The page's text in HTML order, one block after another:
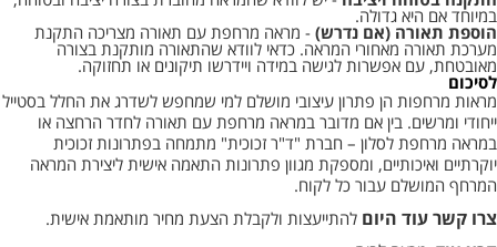
במיוחד אם היא גדולה.
הוספת תאורה (אם נדרש) - מראה מרחפת עם תאורה מצריכה התקנת
מערכת תאורה מאחורי המראה. כדאי לוודא שהתאורה מותקנת בצורה
מאובטחת, עם אפשרות לגישה במידה ויידרשו תיקונים או תחזוקה.
לסיכום
מראות מרחפות הן פתרון עיצובי מושלם למי שמחפש לשדרג את החלל בסטייל
ייחודי ומרשים. בין אם מדובר במראה מרחפת עם תאורה לחדר הרחצה או
במראה מרחפת לסלון – חברת "ד"ר זכוכית" מתמחה בפתרונות זכוכית
יוקרתיים ואיכותיים, ומספקת מגוון פתרונות התאמה אישית ליצירת המראה
המרחף המושלם עבור כל לקוח.
צרו קשר עוד היום להתייעצות ולקבלת הצעת מחיר מותאמת אישית.